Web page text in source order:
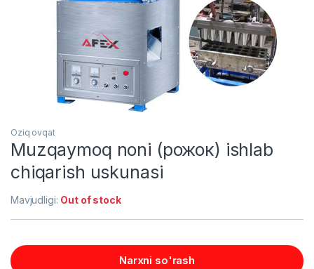
Oziq ovqat
Muzqaymoq noni (рожок) ishlab
chiqarish uskunasi
Mavjudligi: Out of stock
Narxni so'rash